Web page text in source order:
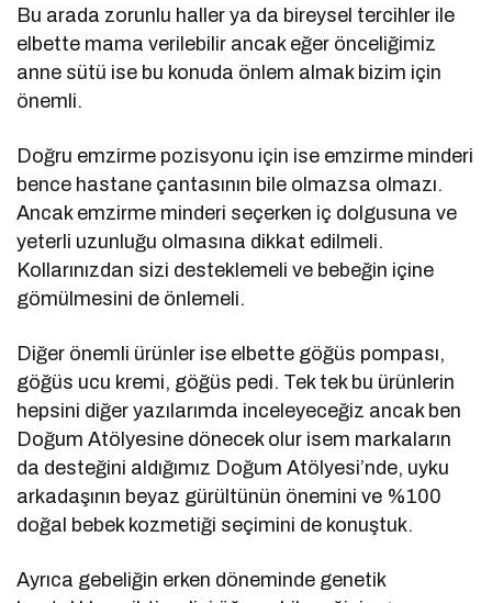
Bu arada zorunlu haller ya da bireysel tercihler ile
elbette mama verilebilir ancak eğer önceliğimiz
anne sütü ise bu konuda önlem almak bizim için
önemli.
Doğru emzirme pozisyonu için ise emzirme minderi
bence hastane çantasının bile olmazsa olmazı.
Ancak emzirme minderi seçerken iç dolgusuna ve
yeterli uzunluğu olmasına dikkat edilmeli.
Kollarınızdan sizi desteklemeli ve bebeğin içine
gömülmesini de önlemeli.
Diğer önemli ürünler ise elbette göğüs pompası,
göğüs ucu kremi, göğüs pedi. Tek tek bu ürünlerin
hepsini diğer yazılarımda inceleyeceğiz ancak ben
Doğum Atölyesine dönecek olur isem markaların
da desteğini aldığımız Doğum Atölyesi’nde, uyku
arkadaşının beyaz gürültünün önemini ve %100
doğal bebek kozmetiği seçimini de konuştuk.
Ayrıca gebeliğin erken döneminde genetik